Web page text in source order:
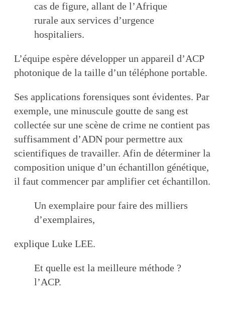
cas de figure, allant de l’Afrique
rurale aux services d’urgence
hospitaliers.
L’équipe espère développer un appareil d’ACP
photonique de la taille d’un téléphone portable.
Ses applications forensiques sont évidentes. Par
exemple, une minuscule goutte de sang est
collectée sur une scène de crime ne contient pas
suffisamment d’ADN pour permettre aux
scientifiques de travailler. Afin de déterminer la
composition unique d’un échantillon génétique,
il faut commencer par amplifier cet échantillon.
Un exemplaire pour faire des milliers
d’exemplaires,
explique Luke LEE.
Et quelle est la meilleure méthode ?
l’ACP.